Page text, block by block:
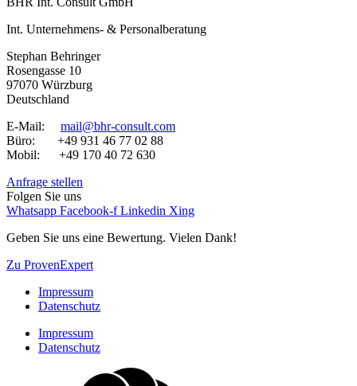
Int. Unternehmens- & Personalberatung
Stephan Behringer
Rosengasse 10
97070 Würzburg
Deutschland
E-Mail: mail@bhr-consult.com
Büro: +49 931 46 77 02 88
Mobil: +49 170 40 72 630
Anfrage stellen
Folgen Sie uns
Whatsapp Facebook-f Linkedin Xing
Geben Sie uns eine Bewertung. Vielen Dank!
Zu ProvenExpert
Impressum
Datenschutz
Impressum
Datenschutz